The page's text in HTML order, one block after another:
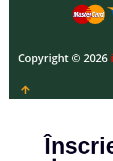
Copyright © 2026